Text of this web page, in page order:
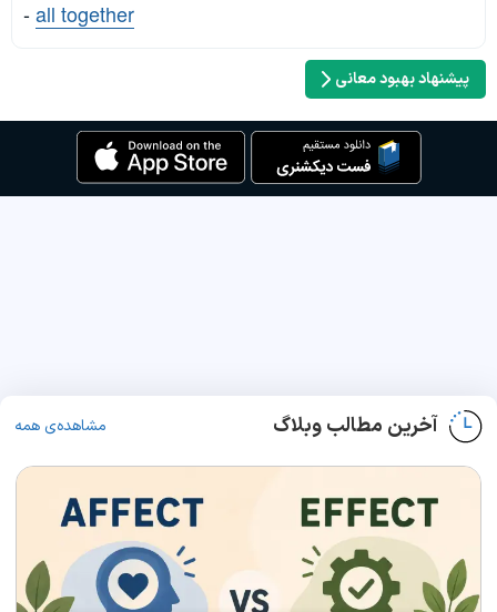
-all together
پیشنهاد بهبود معانی
آخرین مطالب وبلاگ مشاهده‌ی همه